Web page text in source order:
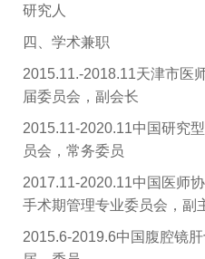
研究人
四、学术兼职
2015.11.-2018.11天津市医
届委员会 ，副会长
2015.11-2020.11中国研究
员会 ，常务委员
2017.11-2020.11中国医师
手术期管理专业委员会 ，副
2015.6-2019.6中国腹腔镜